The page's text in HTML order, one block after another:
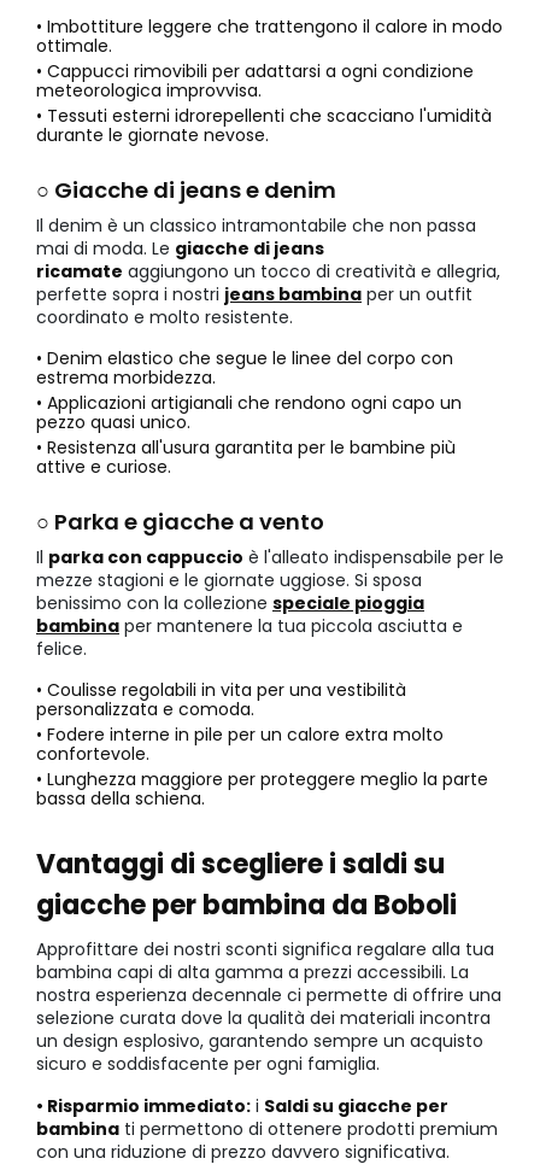
• Imbottiture leggere che trattengono il calore in modo
ottimale.
• Cappucci rimovibili per adattarsi a ogni condizione
meteorologica improvvisa.
• Tessuti esterni idrorepellenti che scacciano l'umidità
durante le giornate nevose.
○ Giacche di jeans e denim
Il denim è un classico intramontabile che non passa
mai di moda. Le giacche di jeans
ricamate aggiungono un tocco di creatività e allegria,
perfette sopra i nostri jeans bambina per un outfit
coordinato e molto resistente.
• Denim elastico che segue le linee del corpo con
estrema morbidezza.
• Applicazioni artigianali che rendono ogni capo un
pezzo quasi unico.
• Resistenza all'usura garantita per le bambine più
attive e curiose.
○ Parka e giacche a vento
Il parka con cappuccio è l'alleato indispensabile per le
mezze stagioni e le giornate uggiose. Si sposa
benissimo con la collezione speciale pioggia
bambina per mantenere la tua piccola asciutta e
felice.
• Coulisse regolabili in vita per una vestibilità
personalizzata e comoda.
• Fodere interne in pile per un calore extra molto
confortevole.
• Lunghezza maggiore per proteggere meglio la parte
bassa della schiena.
Vantaggi di scegliere i saldi su
giacche per bambina da Boboli
Approfittare dei nostri sconti significa regalare alla tua
bambina capi di alta gamma a prezzi accessibili. La
nostra esperienza decennale ci permette di offrire una
selezione curata dove la qualità dei materiali incontra
un design esplosivo, garantendo sempre un acquisto
sicuro e soddisfacente per ogni famiglia.
• Risparmio immediato: i Saldi su giacche per
bambina ti permettono di ottenere prodotti premium
con una riduzione di prezzo davvero significativa.